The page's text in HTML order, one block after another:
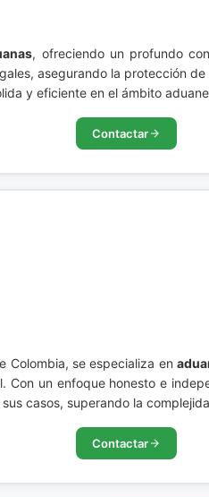
, ofreciendo un profundo
asegurando la protección
y eficiente en el ámbito
Contactar
Colombia, se especializa en
un enfoque honesto e
casos, superando la
Contactar